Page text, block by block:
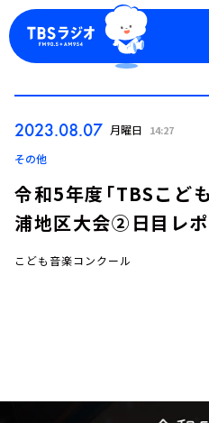
2023.08.07 月曜日 14:27
その他
令和5年度「TBSこど
浦地区大会②日目レ
こども音楽コンクール